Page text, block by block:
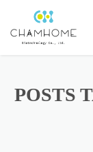
POSTS